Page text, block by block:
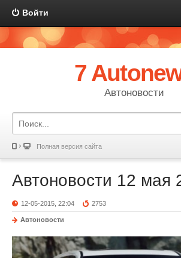
Войти
7
Автоновости
Полная версия сайта
Автоновости 12 мая
12-05-2015, 22:04 2753
Автоновости